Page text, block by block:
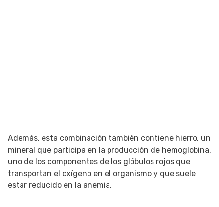
Además, esta combinación también contiene hierro, un
mineral que participa en la producción de hemoglobina,
uno de los componentes de los glóbulos rojos que
transportan el oxígeno en el organismo y que suele
estar reducido en la anemia.